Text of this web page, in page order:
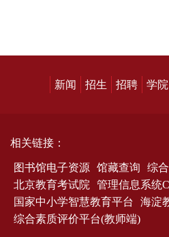
新闻 招生 招聘 学院
相关链接：
图书馆电子资源 馆藏查询
综
北京教育考试院
管理信息系统
国家中小学智慧教育平台
海淀
综合素质评价平台(教师端)